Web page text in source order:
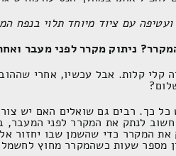
עם ציוד מיוחד תלוי בנפח
ניתוק מקרר לפני מעבר
קלי קלות. אבל עכשיו, אחרי
כך. רבים גם שואלים האם יש
חשוב לנתק את המקרר לפני המעבר,
את המקרר כדי שהשמן שבו יחזור
מספר שעות כשהמקרר מחוץ לחשמל